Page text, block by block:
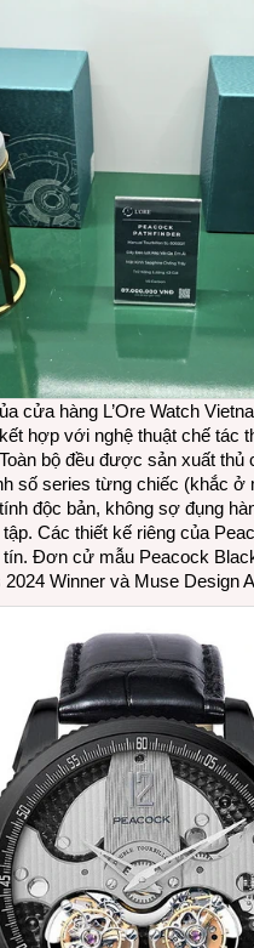
cửa hàng L’Ore Watch
hợp với nghệ thuật chế tác
bộ đều được sản xuất
số series từng chiếc (khắc
độc bản, không sợ đụng
Các thiết kế riêng của
Đơn cử mẫu Peacock
Winner và Muse Design